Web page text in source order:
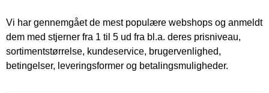
Vi har gennemgået de mest populære webshops og anmeldt
dem med stjerner fra 1 til 5 ud fra bl.a. deres prisniveau,
sortimentstørrelse, kundeservice, brugervenlighed,
betingelser, leveringsformer og betalingsmuligheder.